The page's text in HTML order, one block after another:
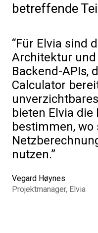
betreffende
Für Elvia sind
Architektur
Backend-APIs,
Calculator
bieten Elvia die
bestimmen, wo
nutzen.
Vegard Høynes
Projektmanager, Elvia